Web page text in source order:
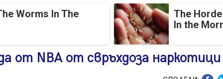
Worms In The
The
In the
от NBA от свръхдоза наркотици